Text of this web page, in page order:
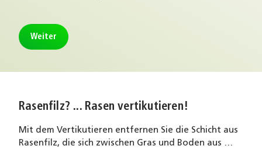
Weiter
Rasenfilz? ... Rasen vertikutieren!
Mit dem Vertikutieren entfernen Sie die Schicht aus
Rasenfilz, die sich zwischen Gras und Boden aus …